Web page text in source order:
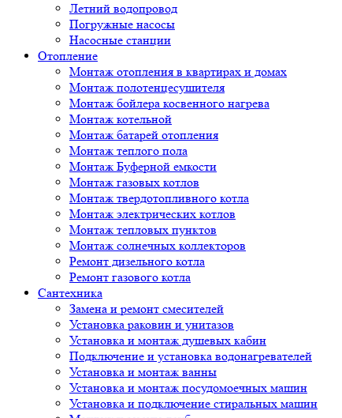
Летний водопровод
Погружные насосы
Насосные станции
Отопление
Монтаж отопления в квартирах и домах
Монтаж полотенцесушителя
Монтаж бойлера косвенного нагрева
Монтаж котельной
Монтаж батарей отопления
Монтаж теплого пола
Монтаж Буферной емкости
Монтаж газовых котлов
Монтаж твердотопливного котла
Монтаж электрических котлов
Монтаж тепловых пунктов
Монтаж солнечных коллекторов
Ремонт дизельного котла
Ремонт газового котла
Cантехника
Замена и ремонт смесителей
Установка раковин и унитазов
Установка и монтаж душевых кабин
Подключение и установка водонагревателей
Установка и монтаж ванны
Установка и монтаж посудомоечных машин
Установка и подключение стиральных машин